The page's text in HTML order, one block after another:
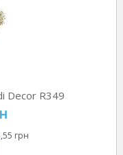
Decor R349
грн